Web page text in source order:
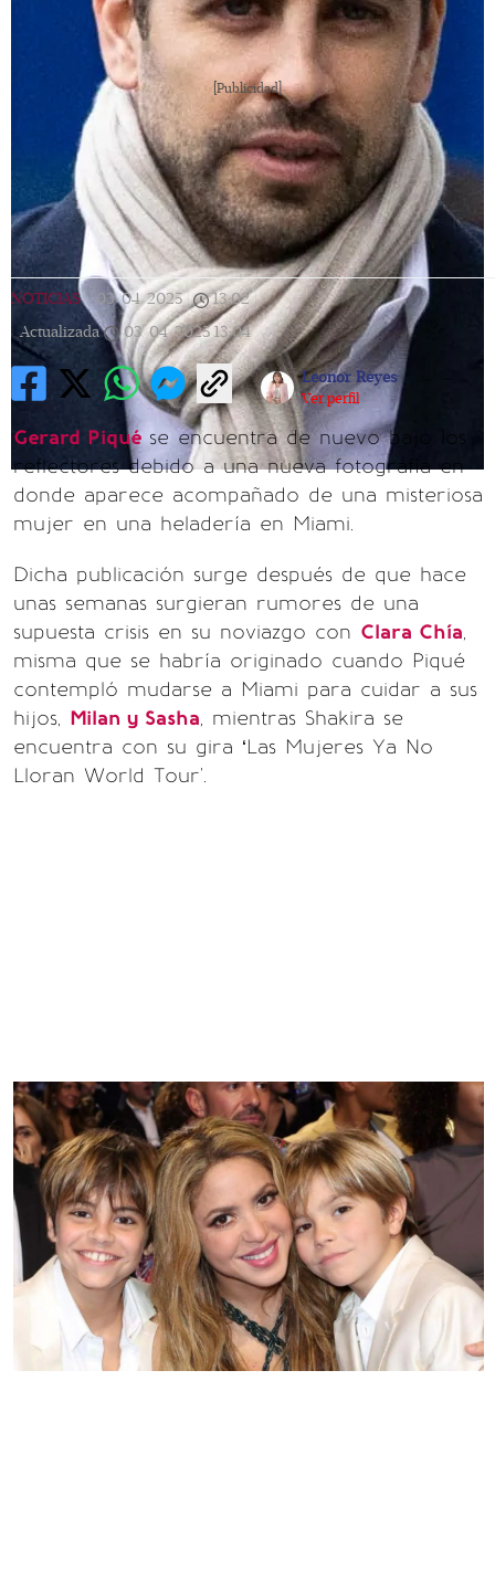
[Publicidad]
NOTICIAS 03/04/2025 | 13:02 |
Actualizada
03/04/2025 13:04
Leonor Reyes
Ver perfil
Gerard Piqué se encuentra de nuevo bajo los
reflectores debido a una nueva fotografía en
donde aparece acompañado de una misteriosa
mujer en una heladería en Miami.
Dicha publicación surge después de que hace
unas semanas surgieran rumores de una
supuesta crisis en su noviazgo con Clara Chía,
misma que se habría originado cuando Piqué
contempló mudarse a Miami para cuidar a sus
hijos, Milan y Sasha, mientras Shakira se
encuentra con su gira ‘Las Mujeres Ya No
Lloran World Tour'.